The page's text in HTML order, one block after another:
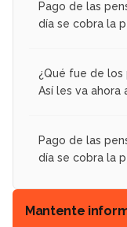
Pago de las
día se cobra la
¿Qué fue de
Así les va ahora
Pago de las
día se cobra la
Mantente